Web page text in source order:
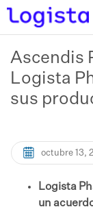
Ascendis
Logista
sus
octubre 13,
Logista
un